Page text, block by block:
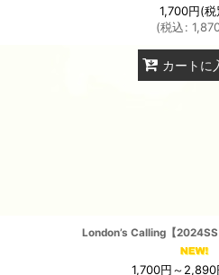
1,700円(税
(税込:
カートに
London’s Calling【2024SS
1,700円～2,890